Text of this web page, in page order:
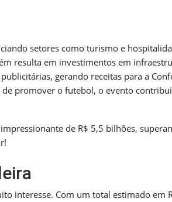
setores como turismo e
resulta em investimentos em
gerando receitas para a
promover o futebol, o evento
de R$ 5,5 bilhões,
interesse. Com um total estimado em